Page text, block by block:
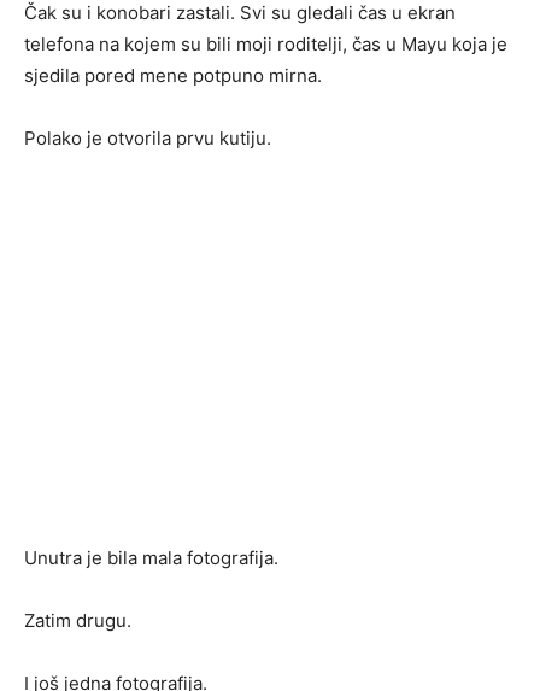
Čak su i konobari zastali. Svi su gledali čas u ekran
telefona na kojem su bili moji roditelji, čas u Mayu koja je
sjedila pored mene potpuno mirna.
Polako je otvorila prvu kutiju.
Unutra je bila mala fotografija.
Zatim drugu.
I još jedna fotografija.